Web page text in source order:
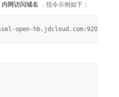
内网访问域名 ，指令示例如下：